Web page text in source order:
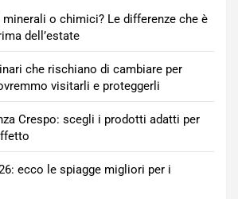
o chimici? Le differenze che è
dell’estate
che rischiano di cambiare per
visitarli e proteggerli
Crespo: scegli i prodotti adatti per
ecco le spiagge migliori per i